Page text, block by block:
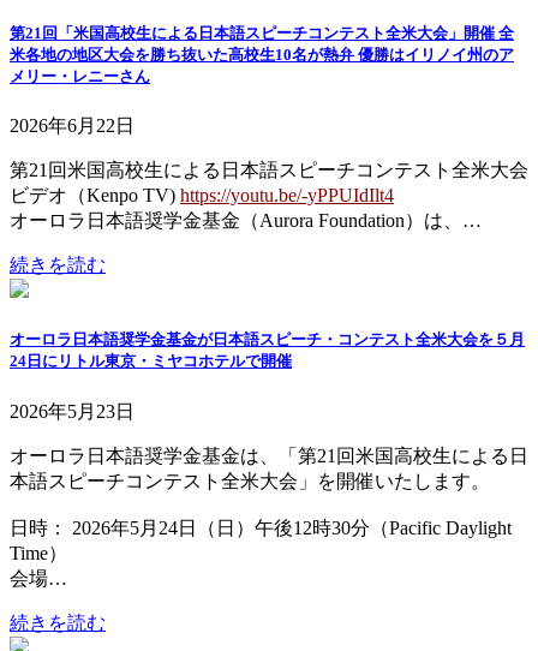
第21回「米国高校生による日本語スピーチコンテスト全米大会」開催 全
米各地の地区大会を勝ち抜いた高校生10名が熱弁 優勝はイリノイ州のア
メリー・レニーさん
2026年6月22日
第21回米国高校生による日本語スピーチコンテスト全米大会
ビデオ（Kenpo TV) https://youtu.be/-yPPUIdIlt4
オーロラ日本語奨学金基金（Aurora Foundation）は、…
続きを読む
オーロラ日本語奨学金基金が日本語スピーチ・コンテスト全米大会を５月
24日にリトル東京・ミヤコホテルで開催
2026年5月23日
オーロラ日本語奨学金基金は、「第21回米国高校生による日
本語スピーチコンテスト全米大会」を開催いたします。
日時： 2026年5月24日（日）午後12時30分（Pacific Daylight
Time）
会場…
続きを読む